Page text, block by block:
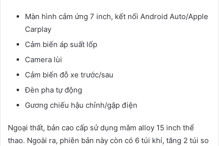
Màn hình cảm ứng 7 inch, kết nối Android Auto/Apple
Carplay
Cảm biến áp suất lốp
Camera lùi
Cảm biến đỗ xe trước/sau
Đèn pha tự động
Gương chiếu hậu chỉnh/gập điện
Ngoại thất, bản cao cấp sử dụng mâm alloy 15 inch thể
thao. Ngoài ra, phiên bản này còn có 6 túi khí, tăng 2 túi so